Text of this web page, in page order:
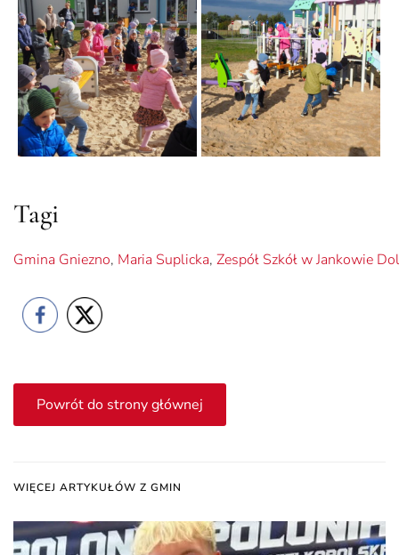
Tagi
Gmina Gniezno, Maria Suplicka, Zespół Szkół w Jankowie
Powrót do strony głównej
WIĘCEJ ARTYKUŁÓW Z GMIN